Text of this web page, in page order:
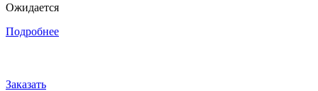
Ожидается
Подробнее
Заказать